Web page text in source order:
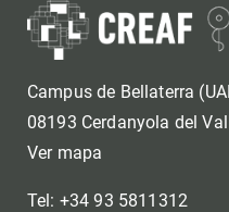
Campus de Bellaterra
08193 Cerdanyola del
Ver mapa
Tel: +34 93 5811312